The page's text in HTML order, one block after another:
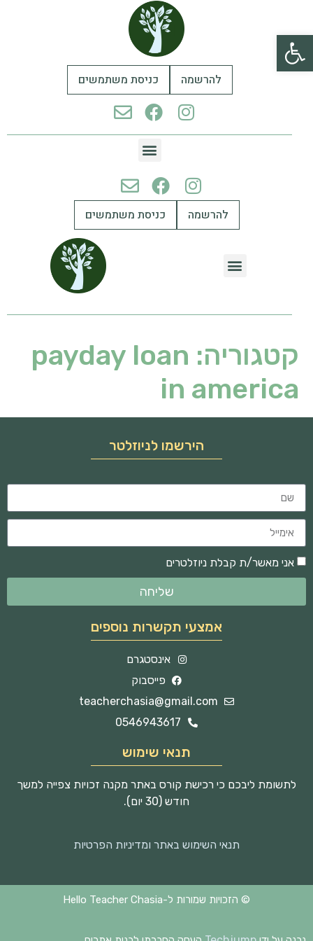
פתח סרגל נגישות
להרשמה כניסת משתמשים
להרשמה כניסת משתמשים
קטגוריה: payday loan
in america
הירשמו לניוזלטר
אני מאשר/ת קבלת ניוזלטרים
שליחה
אמצעי תקשרות נוספים
אינסטגרם
פייסבוק
teacherchasia@gmail.com
0546943617
תנאי שימוש
לתשומת ליבכם כי רכישת קורס באתר מקנה זכויות צפייה למשך
חודש (30 יום).
תנאי השימוש באתר ומדיניות הפרטיות
© הזכויות שמורות ל-Hello Teacher Chasia